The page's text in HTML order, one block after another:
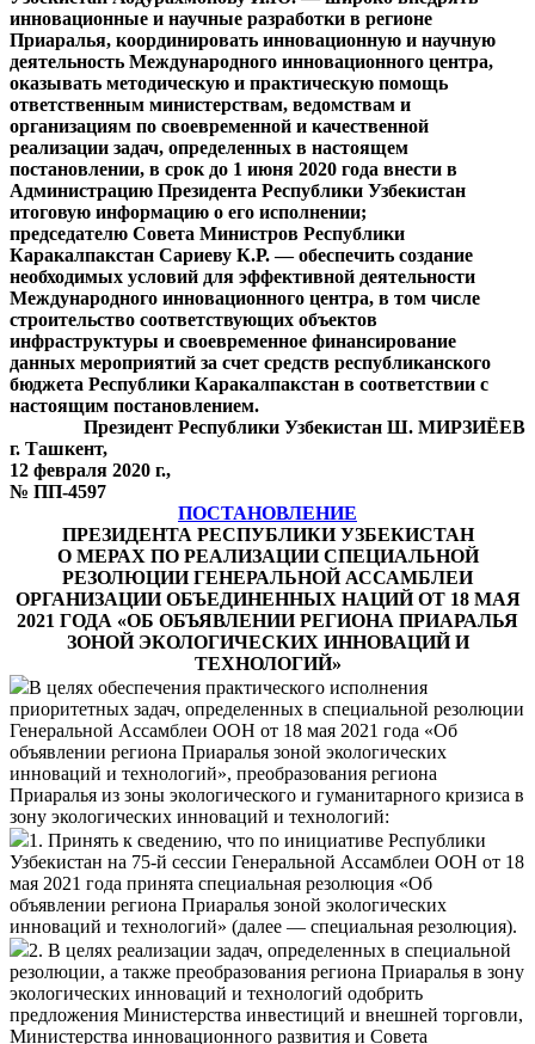
инновационные и научные разработки в регионе
Приаралья, координировать инновационную и научную
деятельность Международного инновационного центра,
оказывать методическую и практическую помощь
ответственным министерствам, ведомствам и
организациям по своевременной и качественной
реализации задач, определенных в настоящем
постановлении, в срок до 1 июня 2020 года внести в
Администрацию Президента Республики Узбекистан
итоговую информацию о его исполнении;
председателю Совета Министров Республики
Каракалпакстан Сариеву К.Р. — обеспечить создание
необходимых условий для эффективной деятельности
Международного инновационного центра, в том числе
строительство соответствующих объектов
инфраструктуры и своевременное финансирование
данных мероприятий за счет средств республиканского
бюджета Республики Каракалпакстан в соответствии с
настоящим постановлением.
Президент Республики Узбекистан Ш. МИРЗИЁЕВ
г. Ташкент,
12 февраля 2020 г.,
№ ПП-4597
ПОСТАНОВЛЕНИЕ
ПРЕЗИДЕНТА РЕСПУБЛИКИ УЗБЕКИСТАН
О МЕРАХ ПО РЕАЛИЗАЦИИ СПЕЦИАЛЬНОЙ
РЕЗОЛЮЦИИ ГЕНЕРАЛЬНОЙ АССАМБЛЕИ
ОРГАНИЗАЦИИ ОБЪЕДИНЕННЫХ НАЦИЙ ОТ 18 МАЯ
2021 ГОДА «ОБ ОБЪЯВЛЕНИИ РЕГИОНА ПРИАРАЛЬЯ
ЗОНОЙ ЭКОЛОГИЧЕСКИХ ИННОВАЦИЙ И
ТЕХНОЛОГИЙ»
В целях обеспечения практического исполнения
приоритетных задач, определенных в специальной резолюции
Генеральной Ассамблеи ООН от 18 мая 2021 года «Об
объявлении региона Приаралья зоной экологических
инноваций и технологий», преобразования региона
Приаралья из зоны экологического и гуманитарного кризиса в
зону экологических инноваций и технологий:
1. Принять к сведению, что по инициативе Республики
Узбекистан на 75-й сессии Генеральной Ассамблеи ООН от 18
мая 2021 года принята специальная резолюция «Об
объявлении региона Приаралья зоной экологических
инноваций и технологий» (далее — специальная резолюция).
2. В целях реализации задач, определенных в специальной
резолюции, а также преобразования региона Приаралья в зону
экологических инноваций и технологий одобрить
предложения Министерства инвестиций и внешней торговли,
Министерства инновационного развития и Совета